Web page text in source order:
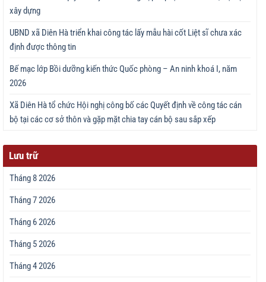
xây dựng
UBND xã Diên Hà triển khai công tác lấy mẫu hài cốt Liệt sĩ chưa xác
định được thông tin
Bế mạc lớp Bồi dưỡng kiến thức Quốc phòng – An ninh khoá I, năm
2026
Xã Diên Hà tổ chức Hội nghị công bố các Quyết định về công tác cán
bộ tại các cơ sở thôn và gặp mặt chia tay cán bộ sau sắp xếp
Lưu trữ
Tháng 8 2026
Tháng 7 2026
Tháng 6 2026
Tháng 5 2026
Tháng 4 2026